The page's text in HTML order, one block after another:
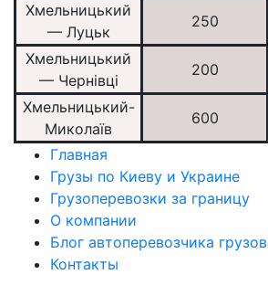
Хмельницький
— Луцьк
250
Хмельницький
— Чернівці
200
Хмельницький-
Миколаїв
600
Главная
Грузы по Киеву и Украине
Грузоперевозки за границу
О компании
Блог автоперевозчика грузов
Контакты